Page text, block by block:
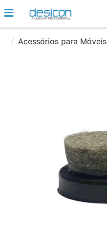
Acessórios para Móveis